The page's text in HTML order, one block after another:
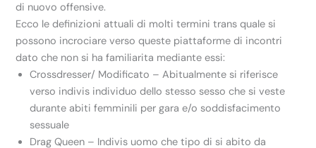
di nuovo offensive.
Ecco le definizioni attuali di molti termini trans quale si
possono incrociare verso queste piattaforme di incontri
dato che non si ha familiarita mediante essi:
Crossdresser/ Modificato – Abitualmente si riferisce
verso indivis individuo dello stesso sesso che si veste
durante abiti femminili per gara e/o soddisfacimento
sessuale
Drag Queen – Indivis uomo che tipo di si abito da